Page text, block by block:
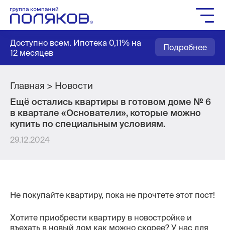
Доступно всем. Ипотека 0,11% на
12 месяцев
Подробнее
Группа компаний
Жилое строительство
Социальное строительство
Мастер-планирование
Квартиры
Выбор паркинга
Выбор кладовых
Вакансии
Главная
Новости
Ещё остались квартиры в готовом доме № 6
в квартале «Основатели», которые можно
купить по специальным условиям.
29.12.2024
Не покупайте квартиру, пока не прочтете этот пост!
Хотите приобрести квартиру в новостройке и
въехать в новый дом как можно скорее? У нас для